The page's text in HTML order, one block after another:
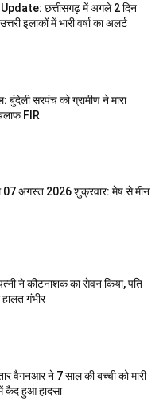
छत्तीसगढ़ में अगले 2 दिन
इलाकों में भारी वर्षा का अलर्ट
बुंदेली सरपंच को ग्रामीण ने मारा
FIR
अगस्त 2026 शुक्रवार: मेष से मीन
ने कीटनाशक का सेवन किया, पति
हालत गंभीर
वैगनआर ने 7 साल की बच्ची को मारी
कैद हुआ हादसा